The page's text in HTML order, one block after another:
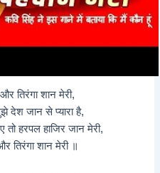
तिरंगा शान मेरी,
देश जान से प्यारा है,
तो हरपल हाजिर जान मेरी,
तिरंगा शान मेरी ॥